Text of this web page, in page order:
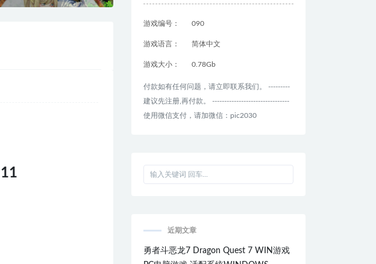
游戏编号： 090
游戏语言： 简体中文
游戏大小： 0.78Gb
付款如有任何问题，请立即联系我们。 ---------
建议先注册,再付款。 --------------------------------
使用微信支付，请加微信：pic2030
近期文章
勇者斗恶龙7 Dragon Quest 7 WIN游戏